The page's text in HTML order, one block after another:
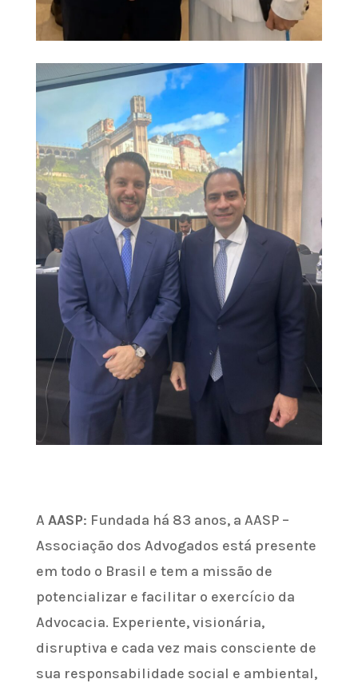
A AASP: Fundada há 83 anos, a AASP –
Associação dos Advogados está presente
em todo o Brasil e tem a missão de
potencializar e facilitar o exercício da
Advocacia. Experiente, visionária,
disruptiva e cada vez mais consciente de
sua responsabilidade social e ambiental,